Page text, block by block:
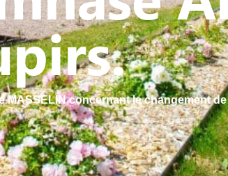
MASSELIN concernant le changement